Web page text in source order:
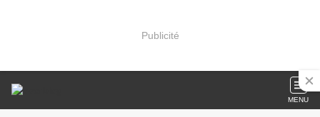
Publicité
MENU